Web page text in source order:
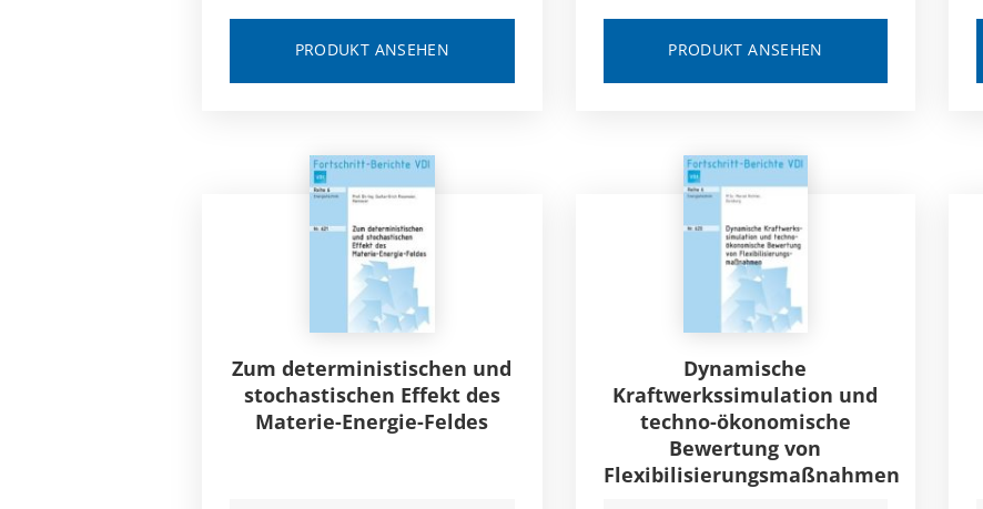
PRODUKT ANSEHEN PRODUKT ANSEHEN
Zum deterministischen und
stochastischen Effekt des
Materie-Energie-Feldes
Dynamische
Kraftwerkssimulation und
techno-ökonomische
Bewertung von
Flexibilisierungsmaßnahmen